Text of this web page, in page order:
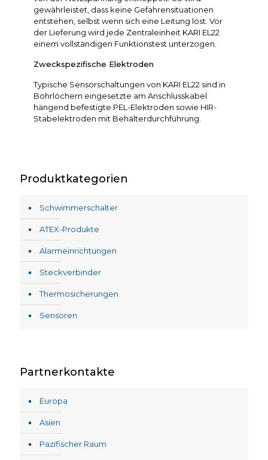
gewährleistet, dass keine Gefahrensituationen
entstehen, selbst wenn sich eine Leitung löst. Vor
der Lieferung wird jede Zentraleinheit KARI EL22
einem vollständigen Funktionstest unterzogen.
Zweckspezifische Elektroden
Typische Sensorschaltungen von KARI EL22 sind in
Bohrlöchern eingesetzte am Anschlusskabel
hängend befestigte PEL-Elektroden sowie HIR-
Stabelektroden mit Behälterdurchführung.
Produktkategorien
Schwimmerschalter
ATEX-Produkte
Alarmeinrichtungen
Steckverbinder
Thermosicherungen
Sensoren
Partnerkontakte
Europa
Asien
Pazifischer Raum